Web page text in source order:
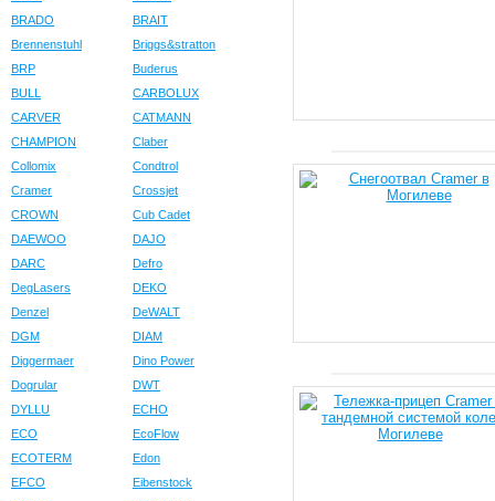
BRADO
BRAIT
Brennenstuhl
Briggs&stratton
BRP
Buderus
BULL
CARBOLUX
CARVER
CATMANN
CHAMPION
Claber
Collomix
Condtrol
Cramer
Crossjet
CROWN
Cub Cadet
DAEWOO
DAJO
DARC
Defro
DegLasers
DEKO
Denzel
DeWALT
DGM
DIAM
Diggermaer
Dino Power
Dogrular
DWT
DYLLU
ECHO
ECO
EcoFlow
ECOTERM
Edon
EFCO
Eibenstock